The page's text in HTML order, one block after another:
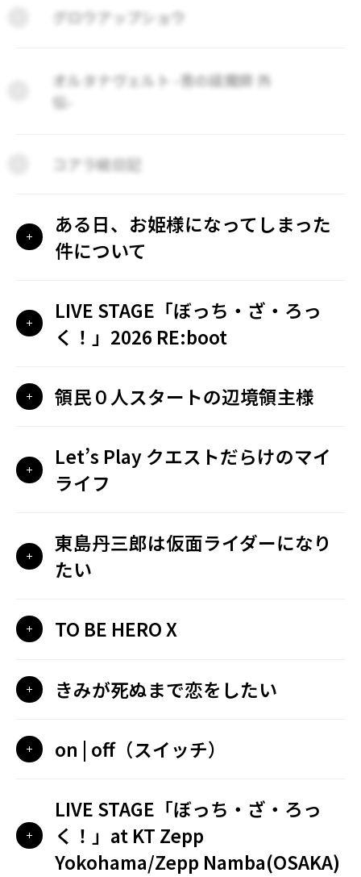
グロウアップショウ
オルタナヴェルト -青の祓魔師 外
伝-
コアラ絵日記
ある日、お姫様になってしまった
件について
LIVE STAGE「ぼっち・ざ・ろっ
く！」2026 RE:boot
領民０人スタートの辺境領主様
Let’s Play クエストだらけのマイ
ライフ
東島丹三郎は仮面ライダーになり
たい
TO BE HERO X
きみが死ぬまで恋をしたい
on | off（スイッチ）
LIVE STAGE「ぼっち・ざ・ろっ
く！」at KT Zepp
Yokohama/Zepp Namba(OSAKA)